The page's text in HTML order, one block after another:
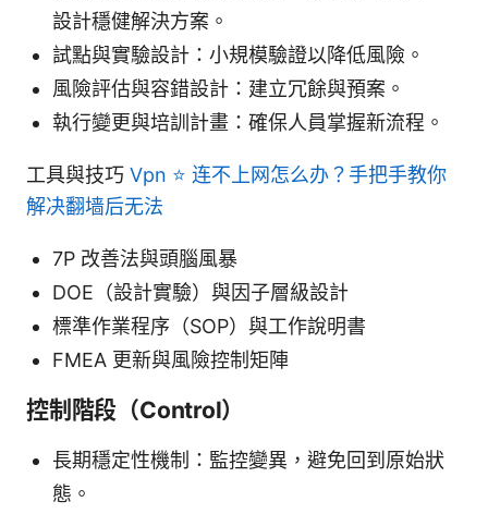
設計穩健解決方案。
試點與實驗設計：小規模驗證以降低風險。
風險評估與容錯設計：建立冗餘與預案。
執行變更與培訓計畫：確保人員掌握新流程。
工具與技巧 Vpn ⭐ 连不上网怎么办？手把手教你
解决翻墙后无法
7P 改善法與頭腦風暴
DOE（設計實驗）與因子層級設計
標準作業程序（SOP）與工作說明書
FMEA 更新與風險控制矩陣
控制階段（Control）
長期穩定性機制：監控變異，避免回到原始狀
態。